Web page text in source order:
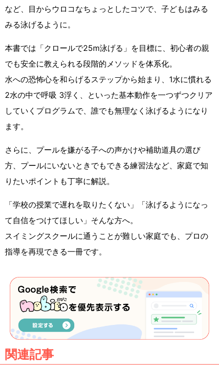
など、目からウロコなちょっとしたコツで、子どもはみる
みる泳げるように。
本書では「クロールで25m泳げる」を目標に、初心者の親
でも安全に教えられる段階的メソッドを体系化。
水への恐怖心を和らげるステップから始まり、1水に慣れる
2水の中で呼吸 3浮く、といった基本動作を一つずつクリア
していくプログラムで、誰でも無理なく泳げるようになり
ます。
さらに、プールを嫌がる子への声かけや補助道具の選び
方、プールにいないときでもできる練習法など、家庭で知
りたいポイントも丁寧に解説。
「学校の授業で遅れを取りたくない」「泳げるようになっ
て自信をつけてほしい」そんな方へ。
スイミングスクールに通うことが難しい家庭でも、プロの
指導を再現できる一冊です。
関連記事